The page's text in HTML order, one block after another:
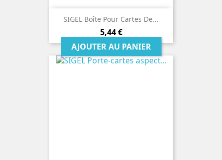
SIGEL Boîte Pour Cartes De...
Prix
5,44 €
AJOUTER AU PANIER